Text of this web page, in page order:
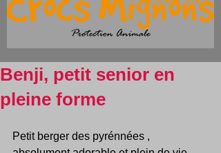
Benji, petit senior en
pleine forme
Petit berger des pyrénnées ,